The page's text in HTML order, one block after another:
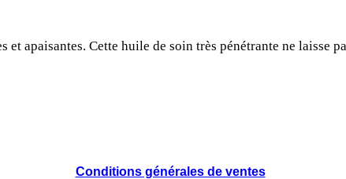
apaisantes. Cette huile de soin très pénétrante ne laisse
Conditions générales de ventes